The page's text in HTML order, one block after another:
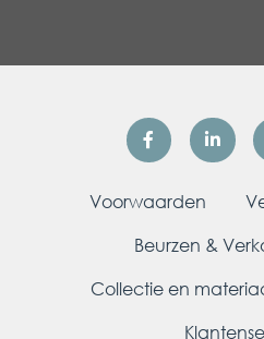
Voorwaarden
Beurzen &
Collectie en